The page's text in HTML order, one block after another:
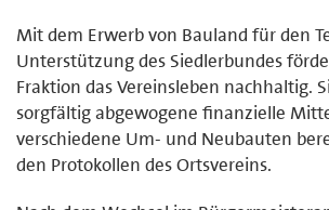
Mit dem Erwerb von Bauland für den
Unterstützung des Siedlerbundes
Fraktion das Vereinsleben nachhaltig.
sorgfältig abgewogene finanzielle
verschiedene Um- und Neubauten
den Protokollen des Ortsvereins.